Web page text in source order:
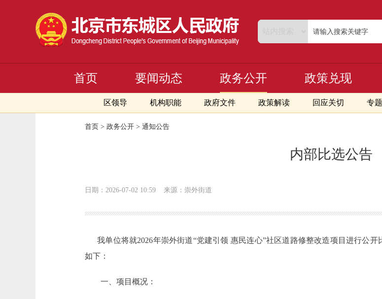
首页 要闻动态 政务公开
区领导 机构职能 政府文件 政策解读 回应关切 专
政策兑现
首页 > 政务公开 > 通知公告
内部比选公告
日期：2026-07-02 10:59 来源：崇外街道
我单位将就2026年崇外街道“党建引领 惠民连心”社区道路修整改造项目进行公
如下：
一、项目概况：